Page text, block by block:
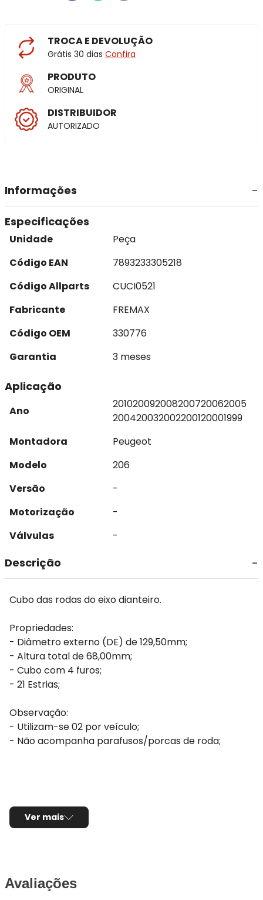
TROCA E DEVOLUÇÃO
Grátis 30 dias Confira
PRODUTO
ORIGINAL
DISTRIBUIDOR
AUTORIZADO
Informações
Especificações
Unidade
Peça
Código EAN
7893233305218
Código Allparts
CUCI0521
Fabricante
FREMAX
Código OEM
330776
Garantia
3 meses
Aplicação
Ano
201020092008200720062005
200420032002200120001999
Montadora
Peugeot
Modelo
206
Versão
-
Motorização
-
Válvulas
-
Descrição
Cubo das rodas do eixo dianteiro.
Propriedades:
- Diâmetro externo (DE) de 129,50mm;
- Altura total de 68,00mm;
- Cubo com 4 furos;
- 21 Estrias;
Observação:
- Utilizam-se 02 por veículo;
- Não acompanha parafusos/porcas de roda;
Ver mais
Avaliações